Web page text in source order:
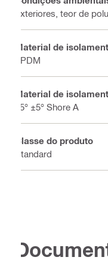
Exteriores, teor de
Material de
EPDM
Material de
75° ±5° Shore A
Classe do produto
Standard